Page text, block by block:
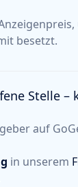
besetzt.
Stelle –
auf
in unserem